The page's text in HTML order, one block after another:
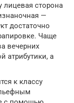
лицевая сторона
—
достаточно
Чаще
вечерних
атрибутики, а
к классу